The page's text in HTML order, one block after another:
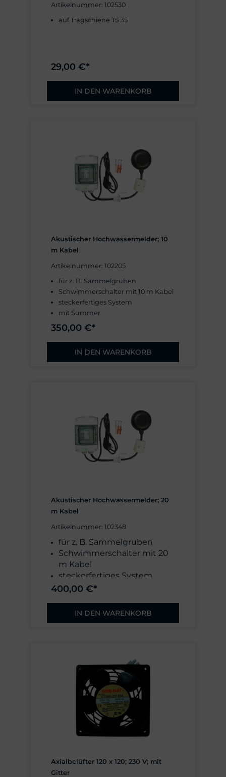
Artikelnummer: 102530
auf Tragschiene TS 35
29,00 €*
IN DEN WARENKORB
Akustischer Hochwassermelder; 10
m Kabel
Artikelnummer: 102205
für z. B. Sammelgruben
Schwimmerschalter mit 10 m Kabel
steckerfertiges System
mit Summer
Schwimmergewicht und
Aufhängung
350,00 €*
IN DEN WARENKORB
Akustischer Hochwassermelder; 20
m Kabel
Artikelnummer: 102348
für z. B. Sammelgruben
Schwimmerschalter mit 20
m Kabel
steckerfertiges System
mit Summer
Aufhängung
400,00 €*
IN DEN WARENKORB
Axialbelüfter 120 x 120; 230 V; mit
Gitter